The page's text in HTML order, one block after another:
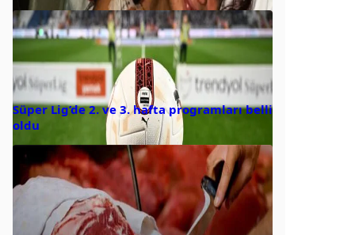
Süper Lig’de 2. ve 3. hafta programları belli
oldu